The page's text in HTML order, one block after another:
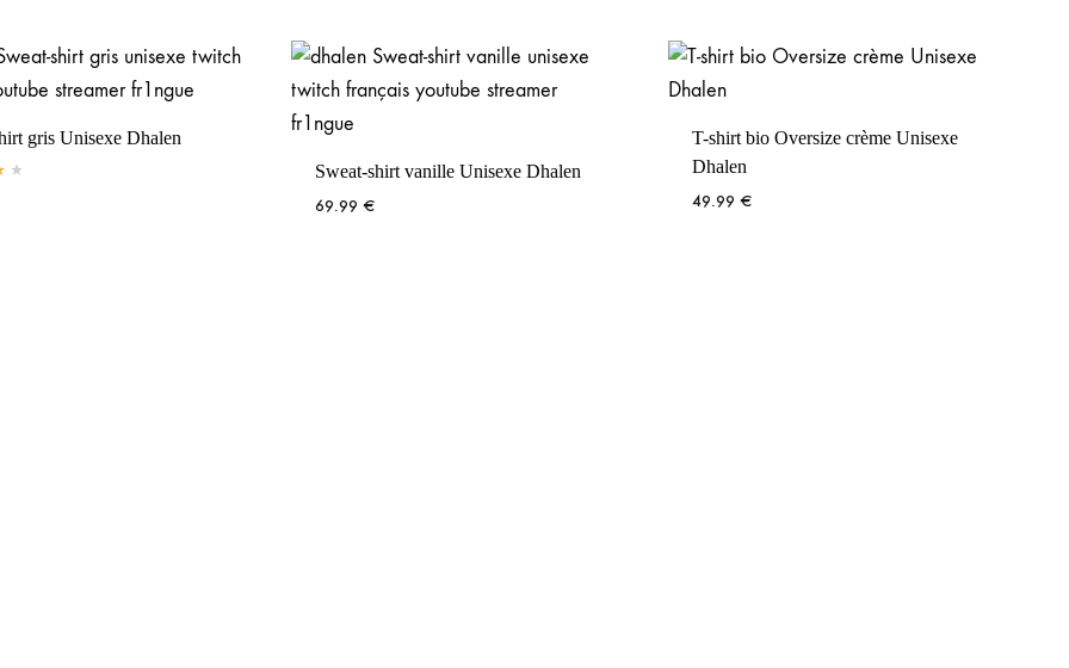
gris Unisexe Dhalen
Sweat-shirt vanille Unisexe Dhalen
69.99 €
T-shirt bio Oversize crème Unisexe
Dhalen
49.99 €